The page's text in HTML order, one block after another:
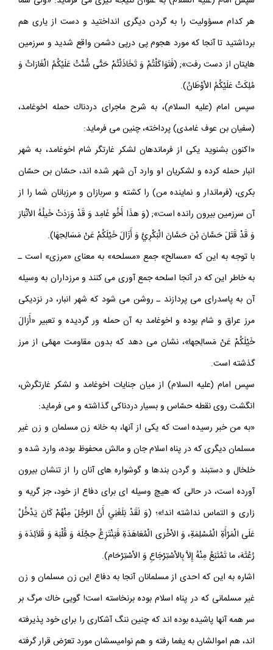
هر كدام مسؤوليت را به گردن ديگرى انداختيد و دست از يارى هم
برداشتيد تا آنجا كه مورد هجوم پى درپى دشمن واقع شديد و سرزمين
هايتان از دست رفت»; (فَتَوَاكَلْتُمْ وَ تَخَاذَلْتُمْ حَتَّى شُنَّتْ عَلَيْكُمُ الْغَارَاتُ وَ
مُلِكَتْ عَلَيْكُمُ الاْوْطَانُ).
سپس امام (عليه السلام)، به شرح ماجراى دردناك حمله اخوغامد،
(سفيان بن عوف غامدى) پرداخته، چنين مى فرمايد:
«اكنون بشنويد يكى از فرماندهان لشكر غارتگر شام اخوغامد، به شهر
انبار حمله كرده و لشكريان او وارد آن شهر شده اند، حسّان بن حسّان
بكرى، (فرماندار و نماينده من) را كشته و سربازان و مرزبانان شما را از
آن سرزمين بيرون رانده است»; (وَ هذَا أَخُو غَامِد وَ قَدْ وَرَدَتْ خَيلُهُ الاْنْبَارَ
وَ قَدْ قَتَلَ حَسَّانَ بْنَ حَسَّانَ الْبَكْرِيَّ وَ أَزَالَ خَيْلَكُمْ عَنْ مَسَالِحِهَا).
با توجه به اين كه «مسالح» جمع «مسلحه» به معناى «مرزى» است ـ
به خاطر اين كه در آنجا اسلحه جمع آورى مى كنند و مرزداران به وسيله
آن به پاسدراى مى پردازند ـ روشن مى شود كه شهر انبار، در نزديكى
مرز عراق و شام بوده و اخوغامد به آن حمله ور گرديده و تعبير «أَزالَ
خَيْلَكُمْ عَنْ مَسالِحِها»، نشان مى دهد كه بدون مقاومت مهمّى از مرز
گذشته است.
سپس امام (عليه السلام) از ميان جنايات اخوغامد و لشكر غارتگرش،
انگشت روى نقطه حسّاس و بسيار دردناكى گذاشته و مى فرمايد:
«به من خبر رسيده است كه يكى از آنها، به خانه زن مسلمان و زن غير
مسلمان ديگرى كه در پناه اسلام جان و مالش محفوظ بوده، وارد شده و
خلخال و دستبند و گردن بندها و گوشواره هاى آنان را از تنشان بيرون
آورده است، در حالى كه هيچ وسيله اى براى دفاع از خود، جز گريه و
زارى و التماس نداشته اند!»؛ (وَ لَقَدْ بَلَغَنِي أَنَّ الرَّجُلَ مِنْهُمْ كَانَ يَدْخُلُ
عَلَى الْمَرْأَةِ الْمُسْلِمَةِ، وَ الاْخْرَى الْمُعَاهَدَةِ فَيَنْتَزِعُ حِجْلَهَ وَ قُلْبَهَ وَ قَلاَئِدَهَ وَ
رُعُثَهَ، ما تَمْتَنِعُ مِنْهُ إِلاَّ بِالاْسْتِرْجَاعِ وَ الاْسْتِرْحَام).
اشاره به اين كه احدى از مسلمانان آنجا به دفاع اين زن مسلمان و زن
غير مسلمانى كه در پناه اسلام بوده برنخاسته است! گويى خاك مرگ بر
سر همه آنها پاشيده بوده اند كه چنين ننگ آشكارى را براى خود پذيرفته
اند، هم اموالشان به يغما رفته و هم نواميسشان مورد تعرّض قرار گرفته